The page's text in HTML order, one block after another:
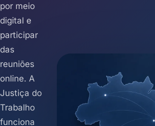
por meio
digital e
participar
das
reuniões
online. A
Justiça do
Trabalho
funciona